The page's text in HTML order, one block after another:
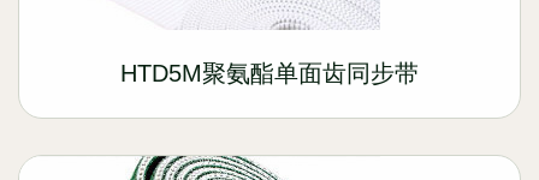
HTD5M聚氨酯单面齿同步带